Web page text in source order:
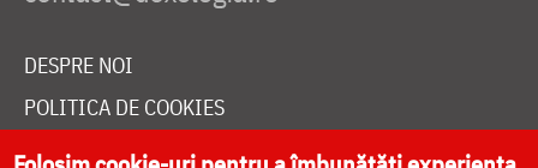
DESPRE NOI
POLITICA DE COOKIES
DONEAZĂ ONLINE PENTRU CATEDRALA NAȚIONALĂ